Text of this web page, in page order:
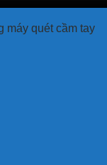
máy quét cầm tay